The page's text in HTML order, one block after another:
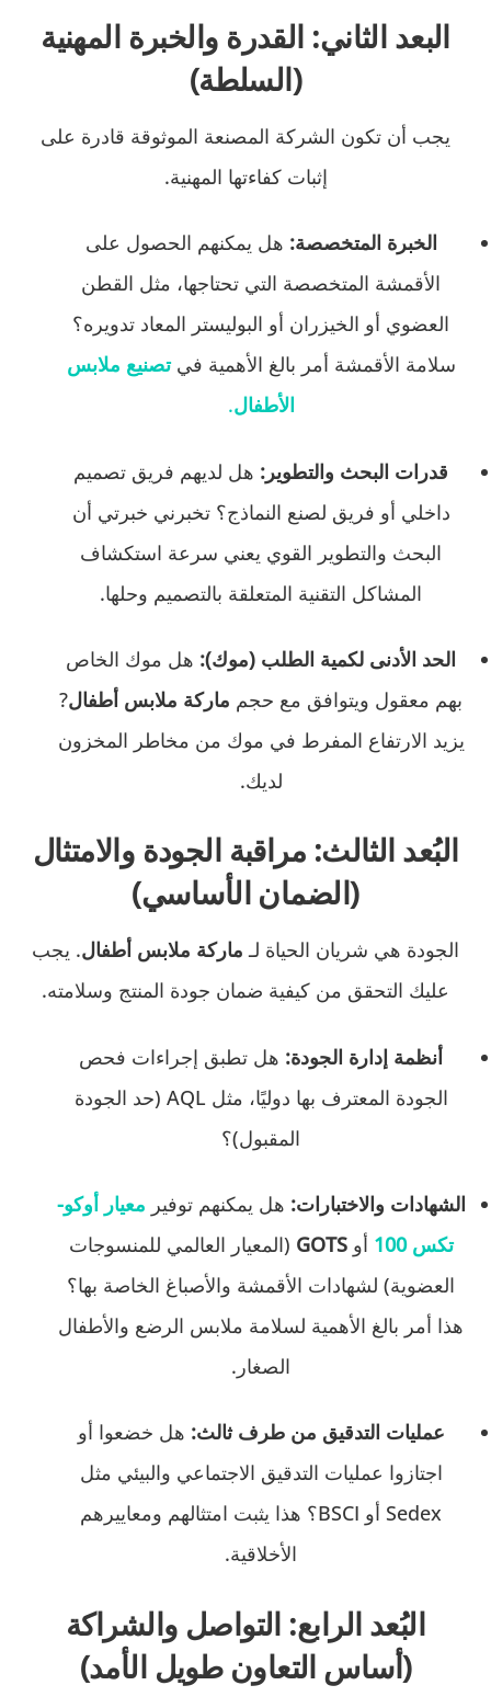
البعد الثاني: القدرة والخبرة المهنية
(السلطة)
يجب أن تكون الشركة المصنعة الموثوقة قادرة على
إثبات كفاءتها المهنية.
الخبرة المتخصصة: هل يمكنهم الحصول على
الأقمشة المتخصصة التي تحتاجها، مثل القطن
العضوي أو الخيزران أو البوليستر المعاد تدويره؟
سلامة الأقمشة أمر بالغ الأهمية فيتصنيع ملابس
الأطفال.
قدرات البحث والتطوير: هل لديهم فريق تصميم
داخلي أو فريق لصنع النماذج؟ تخبرني خبرتي أن
البحث والتطوير القوي يعني سرعة استكشاف
المشاكل التقنية المتعلقة بالتصميم وحلها.
الحد الأدنى لكمية الطلب (موك): هل موك الخاص
بهم معقول ويتوافق مع حجم ماركة ملابس أطفال?
يزيد الارتفاع المفرط في موك من مخاطر المخزون
لديك.
البُعد الثالث: مراقبة الجودة والامتثال
(الضمان الأساسي)
الجودة هي شريان الحياة لـ ماركة ملابس أطفال. يجب
عليك التحقق من كيفية ضمان جودة المنتج وسلامته.
أنظمة إدارة الجودة: هل تطبق إجراءات فحص
الجودة المعترف بها دوليًا، مثل AQL (حد الجودة
المقبول)؟
الشهادات والاختبارات: هل يمكنهم توفير معيار أوكو-
تكس 100
أوGOTS (المعيار العالمي للمنسوجات
العضوية) لشهادات الأقمشة والأصباغ الخاصة بها؟
هذا أمر بالغ الأهمية لسلامة ملابس الرضع والأطفال
الصغار.
عمليات التدقيق من طرف ثالث: هل خضعوا أو
اجتازوا عمليات التدقيق الاجتماعي والبيئي مثل
Sedex أو BSCI؟ هذا يثبت امتثالهم ومعاييرهم
الأخلاقية.
البُعد الرابع: التواصل والشراكة
(أساس التعاون طويل الأمد)